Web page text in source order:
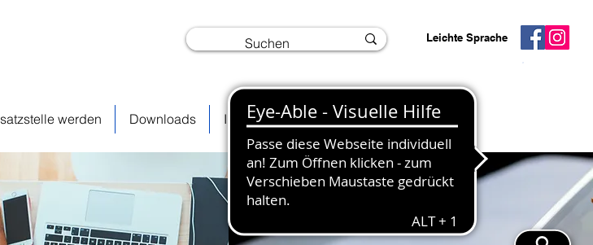
Leichte Sprache
werden Downloads Interner Bereich Info und Kontakt